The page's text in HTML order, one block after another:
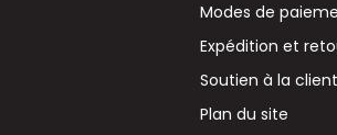
Modes de
Expédition et
Soutien à la
Plan du site